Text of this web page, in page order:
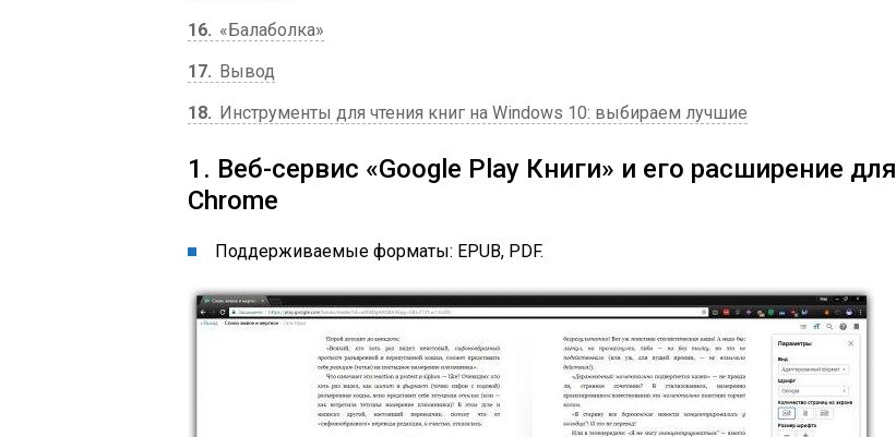
16
«Балаболка»
17
Вывод
18
Инструменты для чтения книг на Windows 10: выбираем лучшие
1. Веб-сервис «Google Play Книги» и его расширение для
Chrome
Поддерживаемые форматы: EPUB, PDF.